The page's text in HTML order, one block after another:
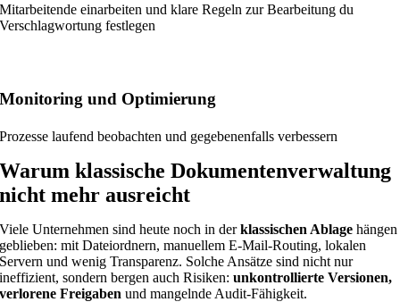
Mitarbeitende einarbeiten und klare Regeln zur Bearbeitung du
Verschlagwortung festlegen
Monitoring und Optimierung
Prozesse laufend beobachten und gegebenenfalls verbessern
Warum klassische Dokumentenverwaltung
nicht mehr ausreicht
Viele Unternehmen sind heute noch in derklassischen Ablage hängen
geblieben: mit Dateiordnern, manuellem E-Mail-Routing, lokalen
Servern und wenig Transparenz. Solche Ansätze sind nicht nur
ineffizient, sondern bergen auch Risiken:unkontrollierte Versionen,
verlorene Freigaben und mangelnde Audit-Fähigkeit.